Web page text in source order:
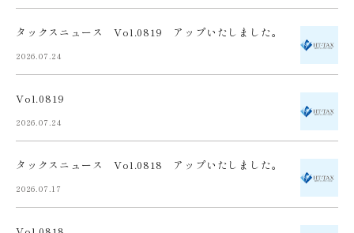
タックスニュース Vol.0819 アップいたしました。
2026.07.24
Vol.0819
2026.07.24
タックスニュース Vol.0818 アップいたしました。
2026.07.17